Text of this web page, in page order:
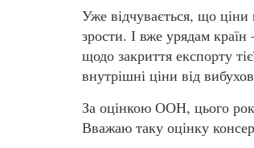
Уже відчувається, що ціни
зрости. І вже урядам
щодо закриття експорту
внутрішні ціни від
За оцінкою ООН, цього
Вважаю таку оцінку